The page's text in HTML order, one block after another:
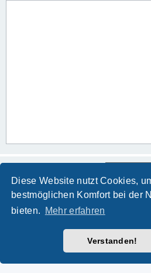
Diese Website nutzt Cookies,
bestmöglichen Komfort bei der
bieten.
Mehr erfahren
Verstanden!
Foren-Übersicht
Deutsche Übersetzung
Datenschutz|